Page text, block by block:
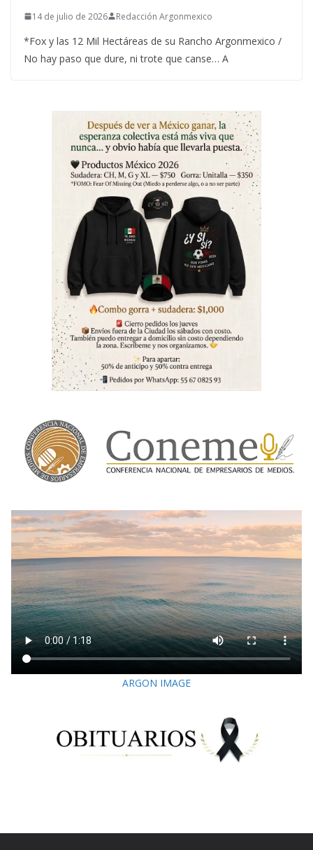
14 de julio de 2026 Redacción Argonmexico
*Fox y las 12 Mil Hectáreas de su Rancho Argonmexico /
No hay paso que dure, ni trote que canse… A
ARGON IMAGE